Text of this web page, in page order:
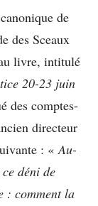
de
des Sceaux
livre, intitulé
20-23 juin
des comptes-
directeur
: «Au-
déni de
: comment la